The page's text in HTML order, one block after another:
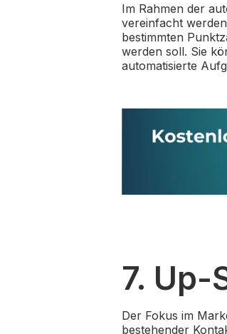
Im Rahmen der
vereinfacht
bestimmten
werden soll. Sie
automatisierte
7. Up-
Der Fokus im
bestehender